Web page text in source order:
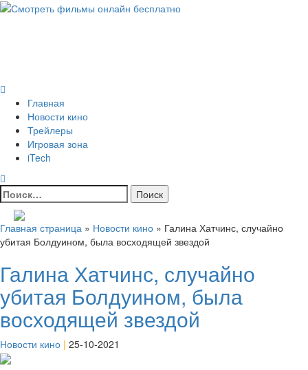
Skip
MenuГлавная
Новости кино
Трейлеры
Игровая зона
iTech
Найти:
Главная страница » Новости кино » Галина Хатчинс, случайно
убитая Болдуином, была восходящей звездой
Галина Хатчинс, случайно
убитая Болдуином, была
восходящей звездой
Новости кино | 25-10-2021